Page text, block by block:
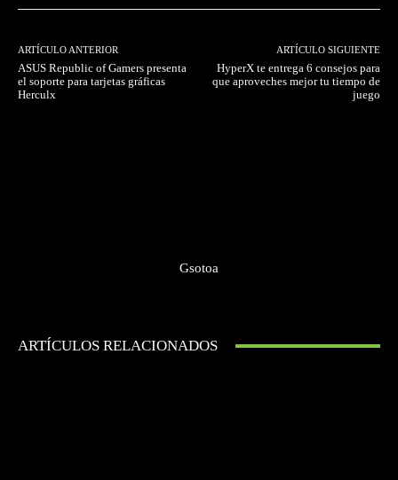
ARTÍCULO ANTERIOR
ASUS Republic of Gamers presenta
el soporte para tarjetas gráficas
Herculx
ARTÍCULO SIGUIENTE
HyperX te entrega 6 consejos para
que aproveches mejor tu tiempo de
juego
Gsotoa
ARTÍCULOS RELACIONADOS